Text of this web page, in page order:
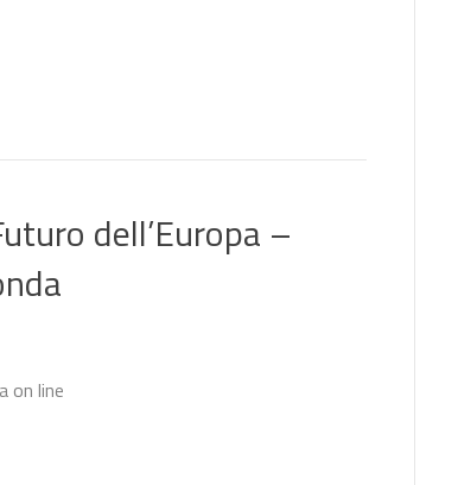
dell’Europa –
on line